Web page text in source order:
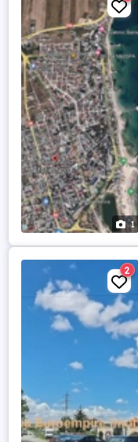
1
2